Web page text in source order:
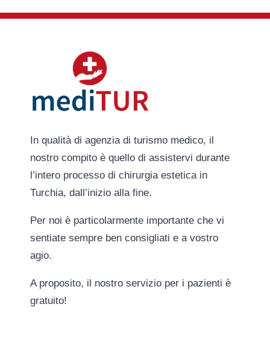
In qualità di agenzia di turismo medico, il
nostro compito è quello di assistervi durante
l’intero processo di chirurgia estetica in
Turchia, dall’inizio alla fine.
Per noi è particolarmente importante che vi
sentiate sempre ben consigliati e a vostro
agio.
A proposito, il nostro servizio per i pazienti è
gratuito!